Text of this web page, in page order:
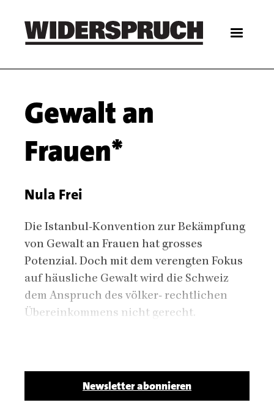
content
navigation
Gewalt an
Frauen*
Nula Frei
Body
Die Istanbul-Konvention zur Bekämpfung
von Gewalt an Frauen hat grosses
Potenzial. Doch mit dem verengten Fokus
auf häusliche Gewalt wird die Schweiz
dem Anspruch des völker- rechtlichen
Übereinkommens nicht gerecht.
Newsletter abonnieren